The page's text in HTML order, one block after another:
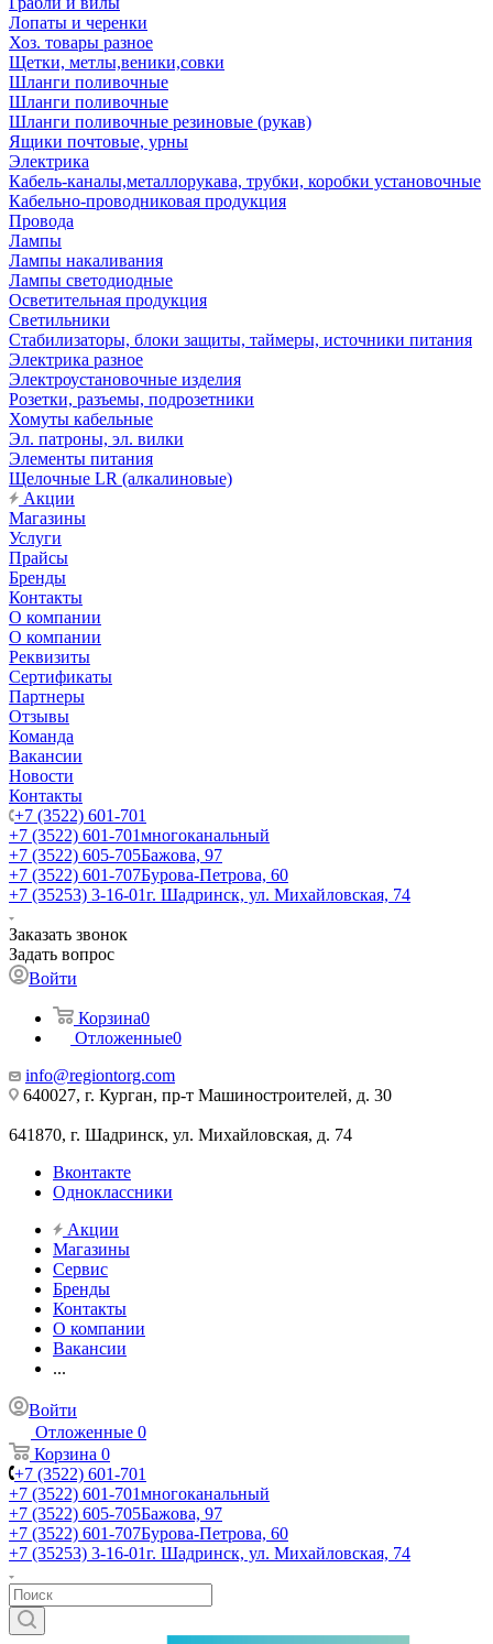
Лопаты и черенки
Хоз. товары разное
Щетки, метлы,веники,совки
Шланги поливочные
Шланги поливочные
Шланги поливочные резиновые (рукав)
Ящики почтовые, урны
Электрика
Кабель-каналы,металлорукава, трубки, коробки установочные
Кабельно-проводниковая продукция
Провода
Лампы
Лампы накаливания
Лампы светодиодные
Осветительная продукция
Светильники
Стабилизаторы, блоки защиты, таймеры, источники питания
Электрика разное
Электроустановочные изделия
Розетки, разъемы, подрозетники
Хомуты кабельные
Эл. патроны, эл. вилки
Элементы питания
Щелочные LR (алкалиновые)
Акции
Магазины
Услуги
Прайсы
Бренды
Контакты
О компании
О компании
Реквизиты
Сертификаты
Партнеры
Отзывы
Команда
Вакансии
Новости
Контакты
+7 (3522) 601-701
+7 (3522) 601-701многоканальный
+7 (3522) 605-705Бажова, 97
+7 (3522) 601-707Бурова-Петрова, 60
+7 (35253) 3-16-01г. Шадринск, ул. Михайловская, 74
Заказать звонок
Задать вопрос
Войти
Корзина0
Отложенные0
info@regiontorg.com
640027, г. Курган, пр-т Машиностроителей, д. 30
641870, г. Шадринск, ул. Михайловская, д. 74
Вконтакте
Одноклассники
Акции
Магазины
Сервис
Бренды
Контакты
О компании
Вакансии
...
Войти
Отложенные 0
Корзина 0
+7 (3522) 601-701
+7 (3522) 601-701многоканальный
+7 (3522) 605-705Бажова, 97
+7 (3522) 601-707Бурова-Петрова, 60
+7 (35253) 3-16-01г. Шадринск, ул. Михайловская, 74